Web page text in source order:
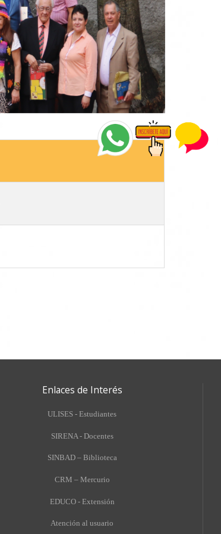
Enlaces de Interés
ULISES - Estudiantes
SIRENA - Docentes
SINBAD – Biblioteca
CRM – Mercurio
EDUCO - Extensión
Atención al usuario